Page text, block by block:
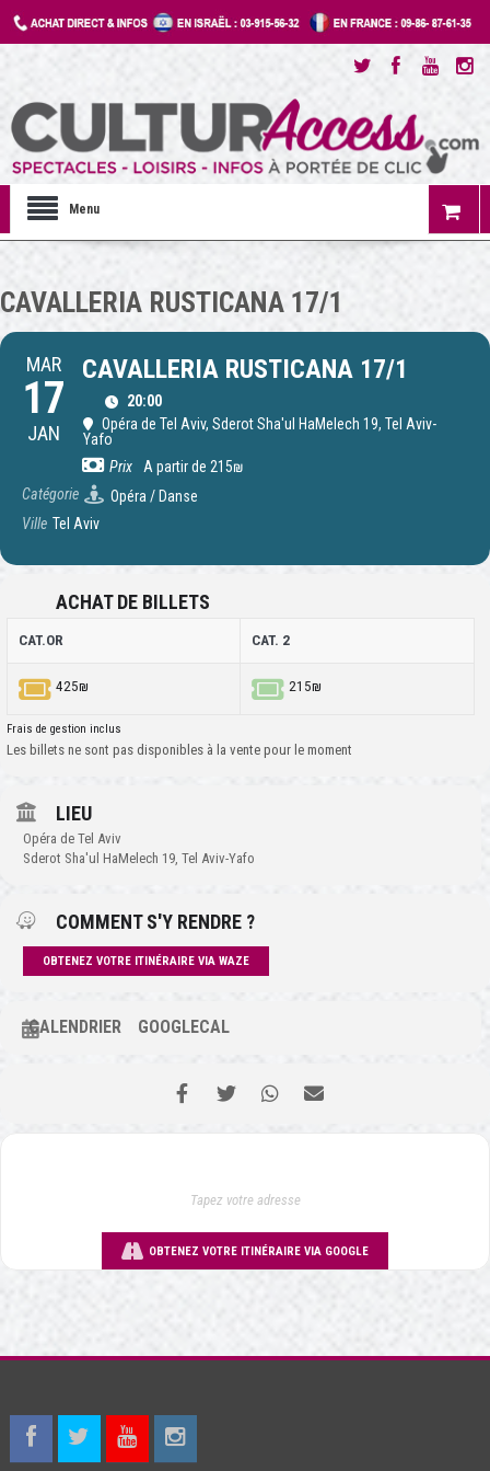
Menu
CAVALLERIA RUSTICANA 17/1
MAR
17
JAN
CAVALLERIA RUSTICANA 17/1
20:00
Opéra de Tel Aviv, Sderot Sha'ul HaMelech 19, Tel Aviv-
Yafo
Prix
A partir de 215₪
Catégorie
Opéra / Danse
Ville Tel Aviv
ACHAT DE BILLETS
CAT.OR CAT. 2
425₪ 215₪
Frais de gestion inclus
Les billets ne sont pas disponibles à la vente pour le moment
LIEU
Opéra de Tel Aviv
Sderot Sha'ul HaMelech 19, Tel Aviv-Yafo
COMMENT S'Y RENDRE ?
OBTENEZ VOTRE ITINÉRAIRE VIA WAZE
CALENDRIER GOOGLECAL
OBTENEZ VOTRE ITINÉRAIRE VIA GOOGLE